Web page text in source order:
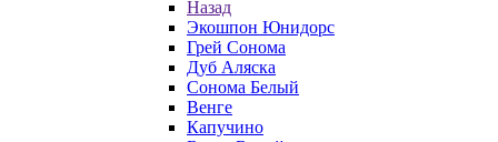
Назад
Экошпон Юнидорс
Грей Сонома
Дуб Аляска
Сонома Белый
Венге
Капучино